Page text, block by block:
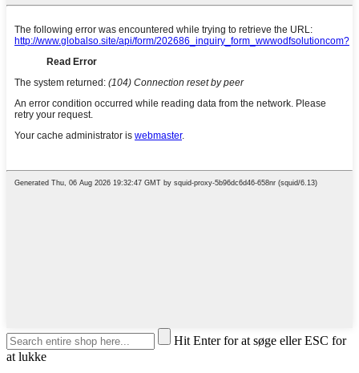
Hit Enter for at søge eller ESC for
at lukke